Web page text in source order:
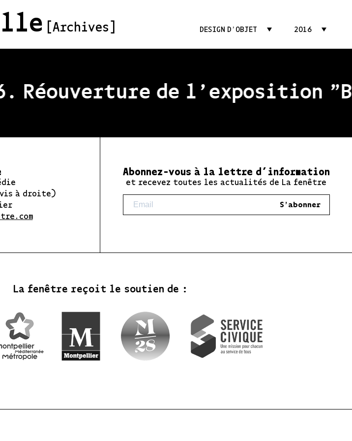
[Archives] DESIGN D'OBJET 2016
de l'exposition
à droite)
Abonnez-vous à la lettre d’information
et recevez toutes les actualités de La fenêtre
S'abonner
La fenêtre reçoit le soutien de :